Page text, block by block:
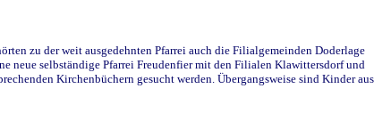
zu der weit ausgedehnten Pfarrei auch die Filialgemeinden Doderlage
neue selbständige Pfarrei Freudenfier mit den Filialen Klawittersdorf und
Kirchenbüchern gesucht werden. Übergangsweise sind Kinder aus